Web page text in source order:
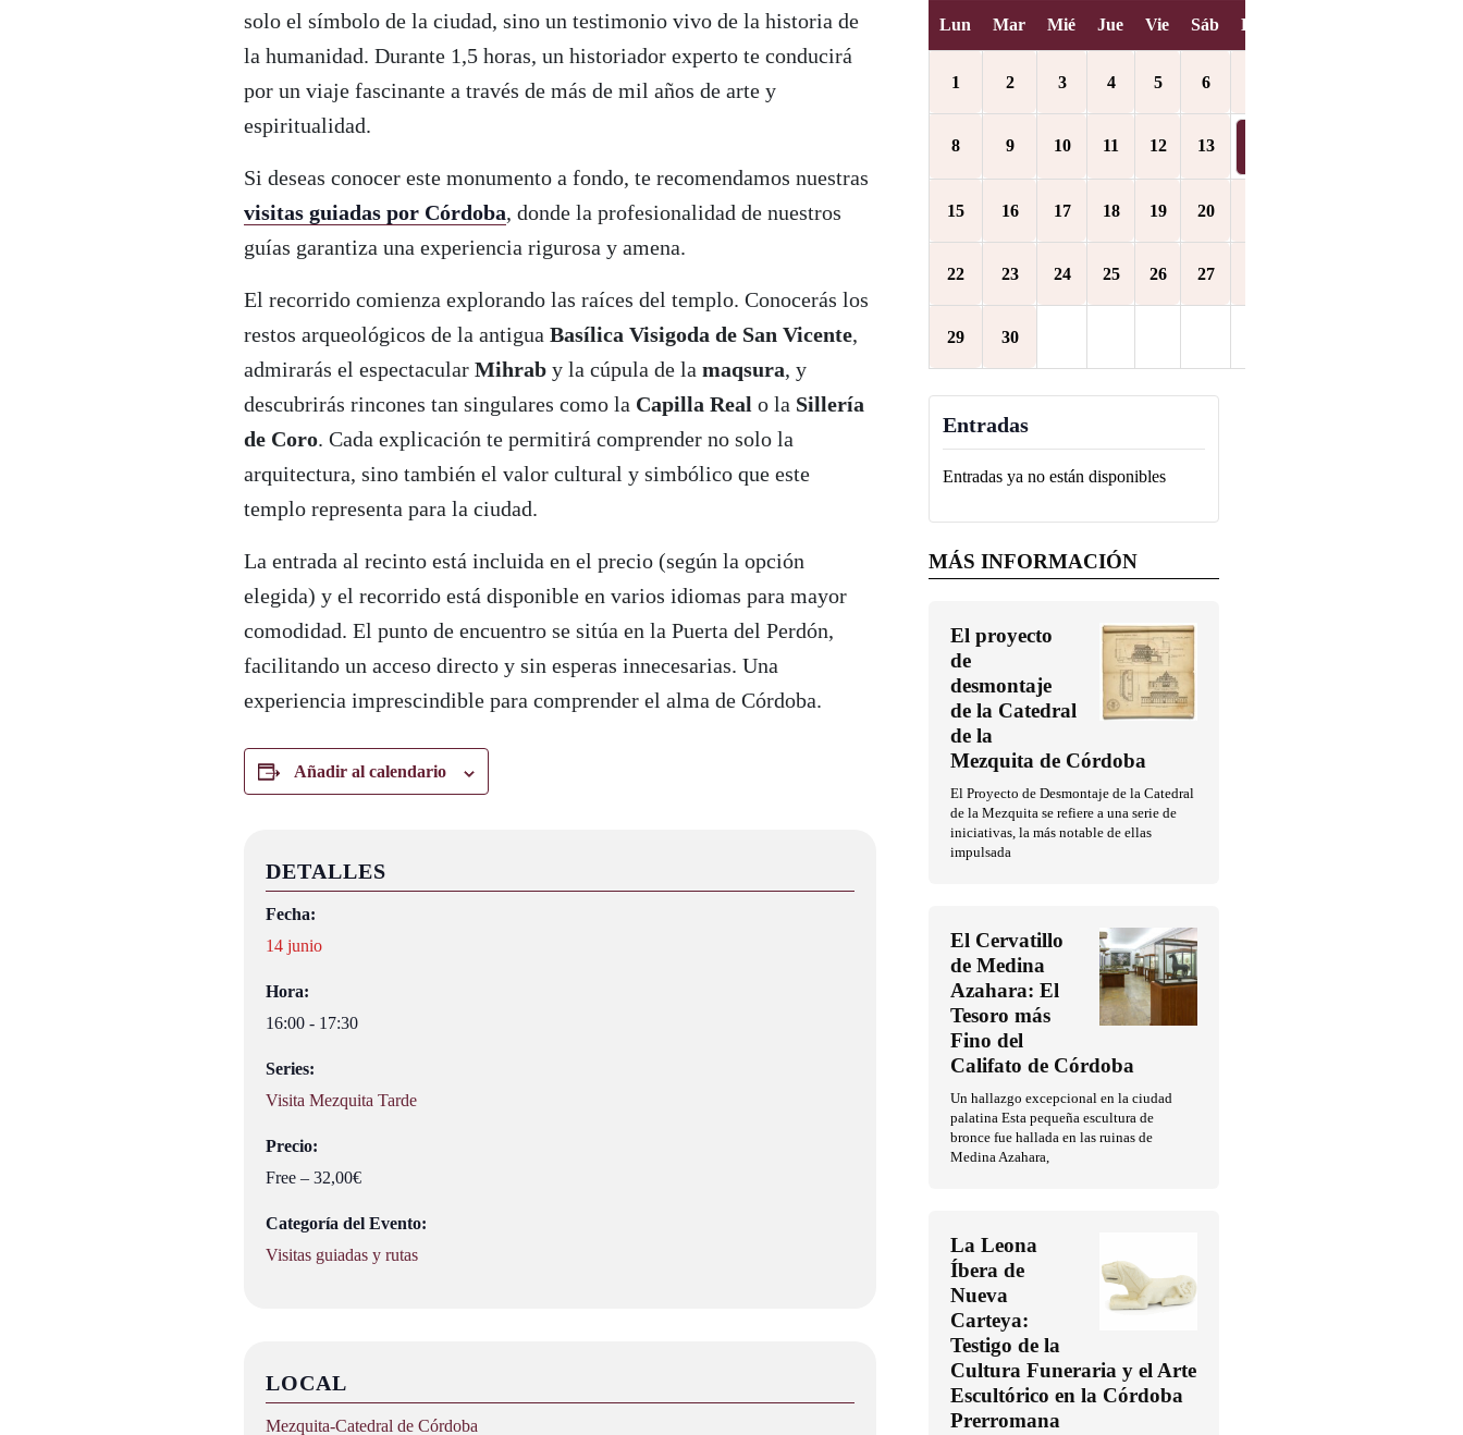
solo el símbolo de la ciudad, sino un testimonio vivo de la historia de
la humanidad. Durante 1,5 horas, un historiador experto te conducirá
por un viaje fascinante a través de más de mil años de arte y
espiritualidad.
Si deseas conocer este monumento a fondo, te recomendamos nuestras
visitas guiadas por Córdoba, donde la profesionalidad de nuestros
guías garantiza una experiencia rigurosa y amena.
El recorrido comienza explorando las raíces del templo. Conocerás los
restos arqueológicos de la antigua Basílica Visigoda de San Vicente,
admirarás el espectacular Mihrab y la cúpula de la maqsura, y
descubrirás rincones tan singulares como la Capilla Real o la Sillería
de Coro. Cada explicación te permitirá comprender no solo la
arquitectura, sino también el valor cultural y simbólico que este
templo representa para la ciudad.
La entrada al recinto está incluida en el precio (según la opción
elegida) y el recorrido está disponible en varios idiomas para mayor
comodidad. El punto de encuentro se sitúa en la Puerta del Perdón,
facilitando un acceso directo y sin esperas innecesarias. Una
experiencia imprescindible para comprender el alma de Córdoba.
Añadir al calendario
DETALLES
Fecha:
14 junio
Hora:
16:00 - 17:30
Series:
Visita Mezquita Tarde
Precio:
Free – 32,00€
Categoría del Evento:
Visitas guiadas y rutas
LOCAL
Mezquita‑Catedral de Córdoba
Lun Mar Mié Jue Vie Sáb Dom
1 2 3 4 5 6
8 9 10 11 12 13
15 16 17 18 19 20
22 23 24 25 26 27
29 30
Entradas
Entradas ya no están disponibles
MÁS INFORMACIÓN
El proyecto
de
desmontaje
de la Catedral
de la
Mezquita de Córdoba
El Proyecto de Desmontaje de la Catedral
de la Mezquita se refiere a una serie de
iniciativas, la más notable de ellas
impulsada
El Cervatillo
de Medina
Azahara: El
Tesoro más
Fino del
Califato de Córdoba
Un hallazgo excepcional en la ciudad
palatina Esta pequeña escultura de
bronce fue hallada en las ruinas de
Medina Azahara,
La Leona
Íbera de
Nueva
Carteya:
Testigo de la
Cultura Funeraria y el Arte
Escultórico en la Córdoba
Prerromana